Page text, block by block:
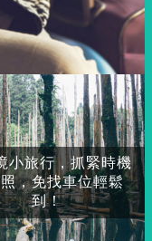
小旅行，抓緊時機
，免找車位輕鬆
到！